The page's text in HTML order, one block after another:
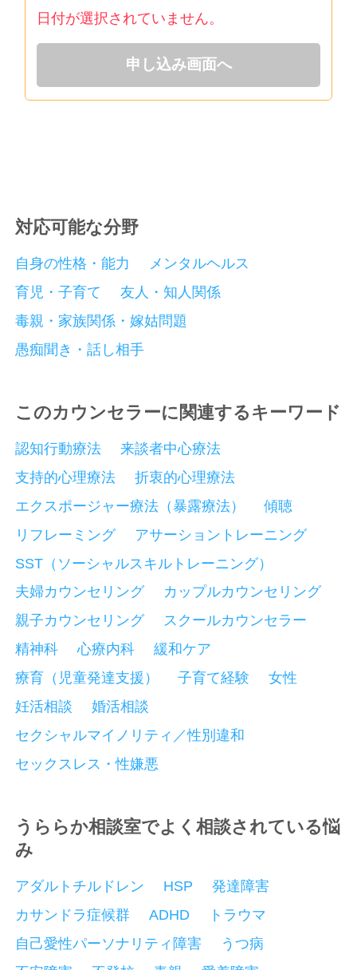
日付が選択されていません。
申し込み画面へ
対応可能な分野
自身の性格・能力
メンタルヘルス
育児・子育て
友人・知人関係
毒親・家族関係・嫁姑問題
愚痴聞き・話し相手
このカウンセラーに関連するキーワード
認知行動療法
来談者中心療法
支持的心理療法
折衷的心理療法
エクスポージャー療法（暴露療法）
傾聴
リフレーミング
アサーショントレーニング
SST（ソーシャルスキルトレーニング）
夫婦カウンセリング
カップルカウンセリング
親子カウンセリング
スクールカウンセラー
精神科
心療内科
緩和ケア
療育（児童発達支援）
子育て経験
女性
妊活相談
婚活相談
セクシャルマイノリティ／性別違和
セックスレス・性嫌悪
うららか相談室でよく相談されている悩
み
アダルトチルドレン HSP
発達障害
カサンドラ症候群
ADHD
トラウマ
自己愛性パーソナリティ障害
うつ病